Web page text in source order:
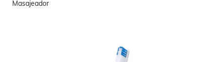
Masajeador